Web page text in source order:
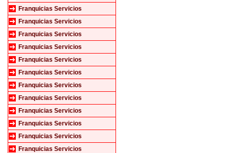
Franquicias Servicios
Franquicias Servicios
Franquicias Servicios
Franquicias Servicios
Franquicias Servicios
Franquicias Servicios
Franquicias Servicios
Franquicias Servicios
Franquicias Servicios
Franquicias Servicios
Franquicias Servicios
Franquicias Servicios